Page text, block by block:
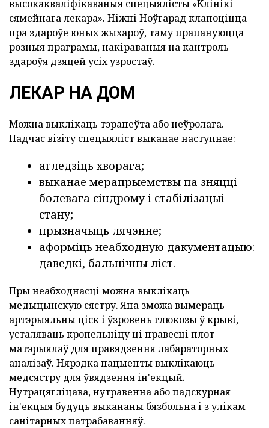
высокакваліфікаваныя спецыялісты «Клінікі
сямейнага лекара». Ніжні Ноўгарад клапоціцца
пра здароўе юных жыхароў, таму прапануюцца
розныя праграмы, накіраваныя на кантроль
здароўя дзяцей усіх узростаў.
ЛЕКАР НА ДОМ
Можна выклікаць тэрапеўта або неўролага.
Падчас візіту спецыяліст выканае наступнае:
агледзіць хворага;
выканае мерапрыемствы па зняцці
болевага сіндрому і стабілізацыі
стану;
прызначыць лячэнне;
аформіць неабходную дакументацыю:
даведкі, бальнічны ліст.
Пры неабходнасці можна выклікаць
медыцынскую сястру. Яна зможа вымераць
артэрыяльны ціск і ўзровень глюкозы ў крыві,
усталяваць кропельніцу ці правесці плот
матэрыялаў для правядзення лабараторных
аналізаў. Нярэдка пацыенты выклікаюць
медсястру для ўвядзення ін'екцый.
Нутрацягліцава, нутравенна або падскурная
ін'екцыя будуць выкананы бязбольна і з улікам
санітарных патрабаванняў.